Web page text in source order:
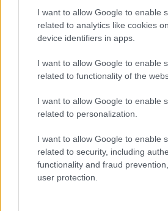
I want to allow Google to enable
related to analytics like cookies
device identifiers in apps.
I want to allow Google to enable
related to functionality of the
I want to allow Google to enable
related to personalization.
I want to allow Google to enable
related to security, including
functionality and fraud
user protection.